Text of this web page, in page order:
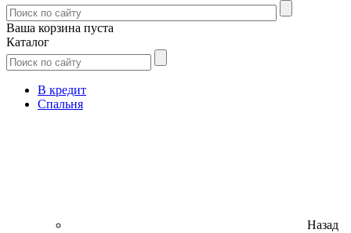
Ваша корзина пуста
Каталог
В кредит
Спальня
Назад